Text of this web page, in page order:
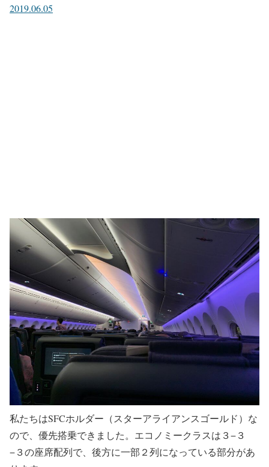
2019.06.05
私たちはSFCホルダー（スターアライアンスゴールド）な
ので、優先搭乗できました。エコノミークラスは３−３
−３の座席配列で、後方に一部２列になっている部分があ